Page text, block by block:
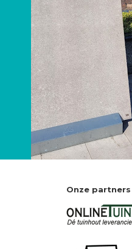
Onze partners